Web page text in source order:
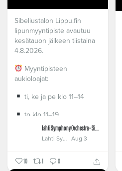
Sibeliustalon Lippu.fin
lipunmyyntipiste avautuu
kesätauon jälkeen tiistaina
4.8.2026.
Myyntipisteen
aukioloajat:
ti, ke ja pe klo 11–14
to klo 11–19
Tervetuloa lippuostoksille! Lahti Symphony Orchestra - Sinfonia Lahti
Lahti Symphony Orchestra - Sinfonia Lahti Aug 3
10 1 0